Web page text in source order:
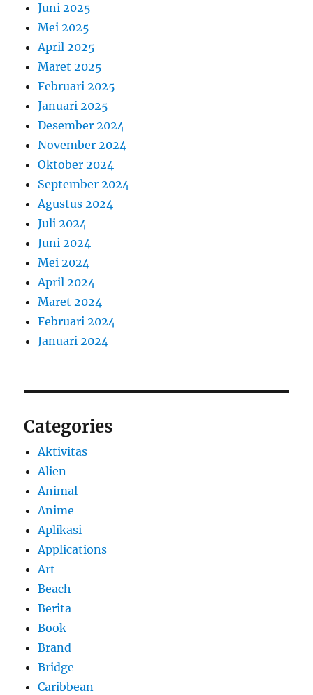
Juni 2025
Mei 2025
April 2025
Maret 2025
Februari 2025
Januari 2025
Desember 2024
November 2024
Oktober 2024
September 2024
Agustus 2024
Juli 2024
Juni 2024
Mei 2024
April 2024
Maret 2024
Februari 2024
Januari 2024
Categories
Aktivitas
Alien
Animal
Anime
Aplikasi
Applications
Art
Beach
Berita
Book
Brand
Bridge
Caribbean